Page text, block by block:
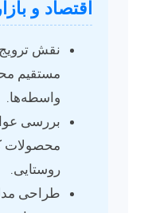
اقتصاد و
نقش ترویج
مستقیم
واسطه‌ها.
بررسی
محصولات
روستایی.
طراحی